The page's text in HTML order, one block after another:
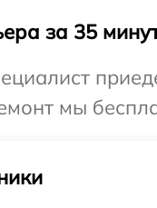
за 35
мы